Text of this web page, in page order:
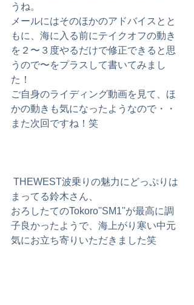
うね。
メールにはそのほかのアドバイスとと
もに、海に入る前にテイクオフの動き
を２〜３度やるだけで修正できると思
うので〜をプラスして書いてみまし
た！
ご自身のライディング動画を見て、ほ
かの動きも気になったようなので・・
また次回ですね！笑
まってる鈴木さん、
おろしたてのTokoro''SM1''が最高に調
子良かったようで、海上がり寒い中元
気にお立ち寄りいただきました笑